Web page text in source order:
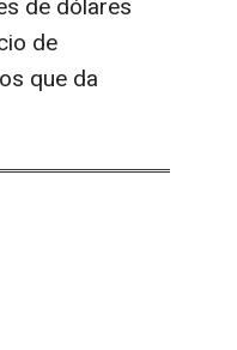
de dólares
de
que da